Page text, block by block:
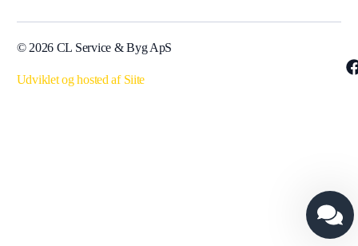
© 2026 CL Service & Byg ApS
Udviklet og hosted af Siite